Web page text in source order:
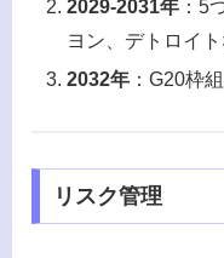
2029-2031年 ：5
ヨン、デトロイト
2032年 ：G20枠
リスク管理